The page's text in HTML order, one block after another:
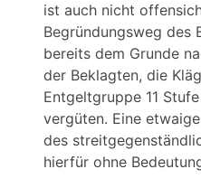
ist auch nicht
Begründungsweg des
bereits dem Grunde
der Beklagten, die
Entgeltgruppe 11
vergüten. Eine
des
hierfür ohne